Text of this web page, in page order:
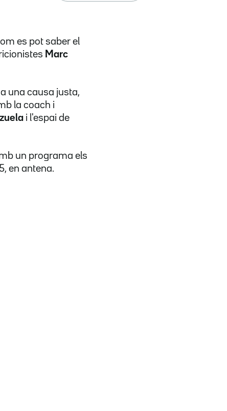
es pot saber el
es Marc
una causa justa,
la coach i
i l'espai de
un programa els
en antena.